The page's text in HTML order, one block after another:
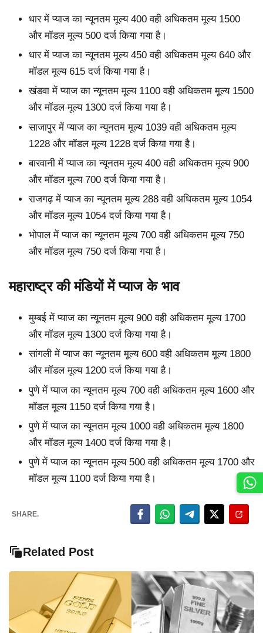
धार में प्याज का न्यूनतम मूल्य 400 वही अधिकतम मूल्य 1500
और मॉडल मूल्य 500 दर्ज किया गया है।
धार में प्याज का न्यूनतम मूल्य 450 वही अधिकतम मूल्य 640 और
मॉडल मूल्य 615 दर्ज किया गया है।
खंडवा में प्याज का न्यूनतम मूल्य 1100 वही अधिकतम मूल्य 1500
और मॉडल मूल्य 1300 दर्ज किया गया है।
साजापुर में प्याज का न्यूनतम मूल्य 1039 वही अधिकतम मूल्य
1228 और मॉडल मूल्य 1228 दर्ज किया गया है।
बारवानी में प्याज का न्यूनतम मूल्य 400 वही अधिकतम मूल्य 900
और मॉडल मूल्य 700 दर्ज किया गया है।
राजगढ़ में प्याज का न्यूनतम मूल्य 288 वही अधिकतम मूल्य 1054
और मॉडल मूल्य 1054 दर्ज किया गया है।
भोपाल में प्याज का न्यूनतम मूल्य 700 वही अधिकतम मूल्य 750
और मॉडल मूल्य 750 दर्ज किया गया है।
महाराष्ट्र की मंडियों में प्याज के भाव
मुम्बई में प्याज का न्यूनतम मूल्य 900 वही अधिकतम मूल्य 1700
और मॉडल मूल्य 1300 दर्ज किया गया है।
सांगली में प्याज का न्यूनतम मूल्य 600 वही अधिकतम मूल्य 1800
और मॉडल मूल्य 1200 दर्ज किया गया है।
पुणे में प्याज का न्यूनतम मूल्य 700 वही अधिकतम मूल्य 1600 और
मॉडल मूल्य 1150 दर्ज किया गया है।
पुणे में प्याज का न्यूनतम मूल्य 1000 वही अधिकतम मूल्य 1800
और मॉडल मूल्य 1400 दर्ज किया गया है।
पुणे में प्याज का न्यूनतम मूल्य 500 वही अधिकतम मूल्य 1700 और
मॉडल मूल्य 1100 दर्ज किया गया है।
SHARE.
Related Post